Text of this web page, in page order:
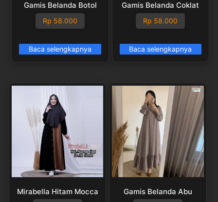
Gamis Belanda Botol
Rp 58.000
Baca selengkapnya
Gamis Belanda Coklat
Rp 58.000
Baca selengkapnya
Mirabella Hitam Mocca Gamis Belanda Abu